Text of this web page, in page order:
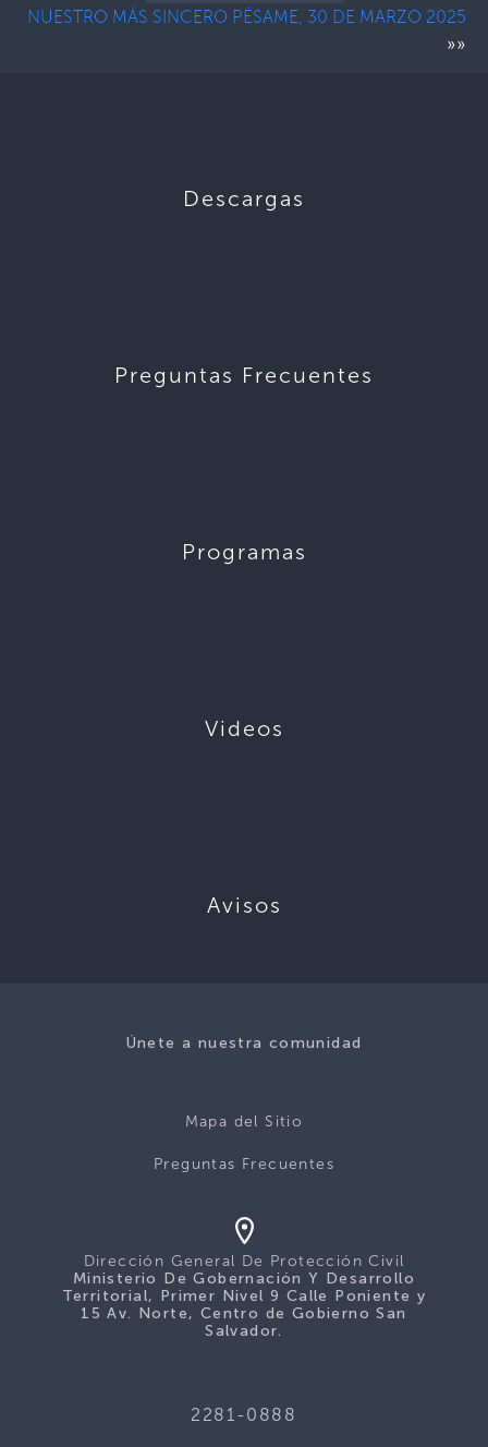
NUESTRO MÁS SINCERO PÉSAME, 30 DE MARZO 2025
»»
Descargas
Preguntas Frecuentes
Programas
Videos
Avisos
Únete a nuestra comunidad
Mapa del Sitio
Preguntas Frecuentes
Dirección General De Protección Civil
Ministerio De Gobernación Y Desarrollo
Territorial, Primer Nivel 9 Calle Poniente y
15 Av. Norte, Centro de Gobierno San
Salvador.
2281-0888